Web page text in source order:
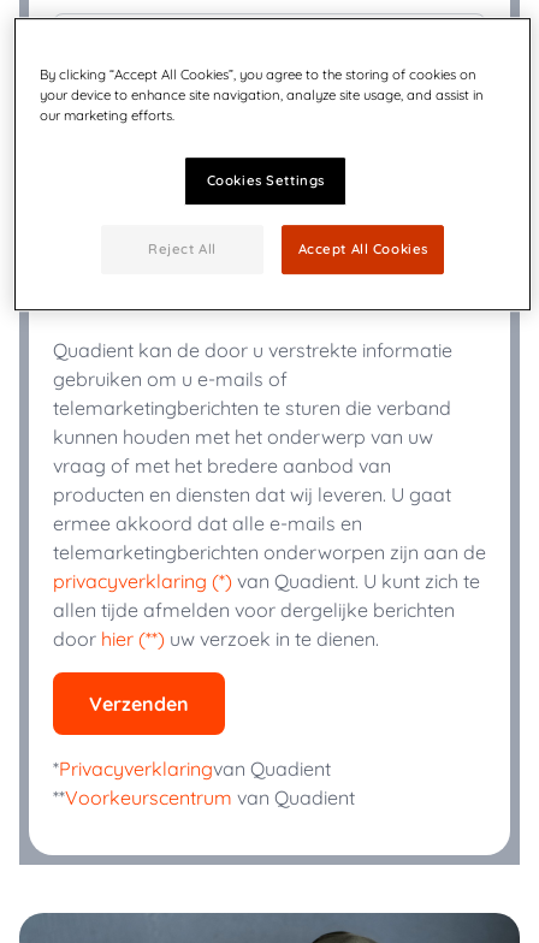
Titel *
Telefoon
Quadient kan de door u verstrekte informatie
gebruiken om u e-mails of
telemarketingberichten te sturen die verband
kunnen houden met het onderwerp van uw
vraag of met het bredere aanbod van
producten en diensten dat wij leveren. U gaat
ermee akkoord dat alle e-mails en
telemarketingberichten onderworpen zijn aan de
privacyverklaring (*) van Quadient. U kunt zich te
allen tijde afmelden voor dergelijke berichten
door hier (**) uw verzoek in te dienen.
Verzenden
*Privacyverklaringvan Quadient
**Voorkeurscentrum van Quadient
By clicking “Accept All Cookies”, you agree to the storing of cookies on
your device to enhance site navigation, analyze site usage, and assist in
our marketing efforts.
Cookies Settings
Reject All Accept All Cookies